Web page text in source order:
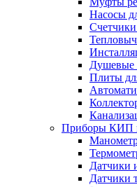
Насосы
Душевые
Плиты
Приборы КИП
Датчики
Датчики